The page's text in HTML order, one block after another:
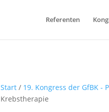
Referenten
Start/ 19. Kongress der GfBK -
Krebstherapie